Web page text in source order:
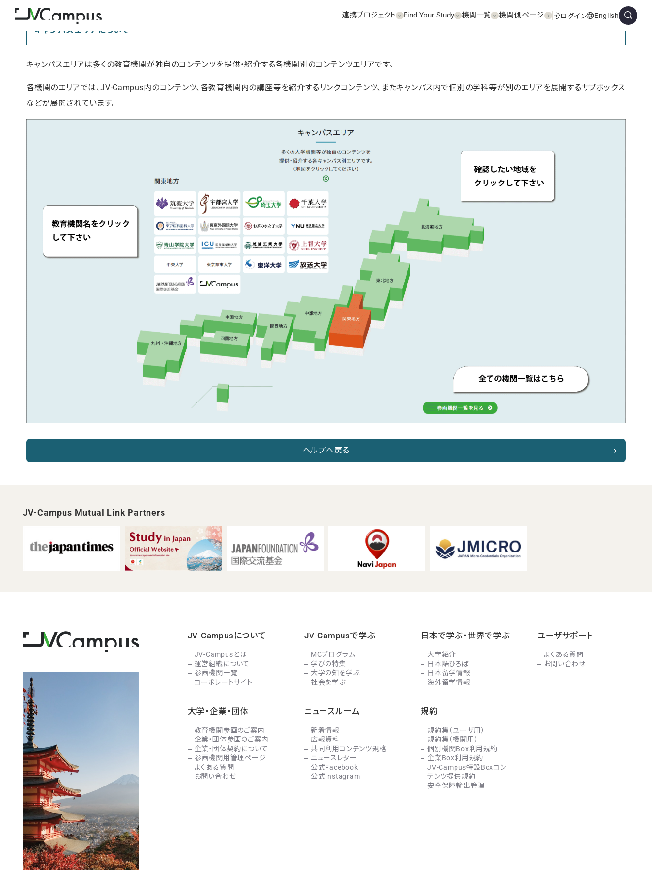
連携プロジェクト Find Your Study 機関一覧 機関側ページ ログイン English
キャンパスエリアについて
キャンパスエリアは多くの教育機関が独自のコンテンツを提供・紹介する各機関別のコンテンツエリアです。
各機関のエリアでは、JV-Campus内のコンテンツ、各教育機関内の講座等を紹介するリンクコンテンツ、またキャンパス内で個別の学科等が別のエリアを展開するサブボックス
などが展開されています。
ヘルプへ戻る
JV-Campus Mutual Link Partners
JV-Campusについて
JV-Campusとは
運営組織について
参画機関一覧
コーポレートサイト
JV-Campusで学ぶ
MCプログラム
学びの特集
大学の知を学ぶ
社会を学ぶ
日本で学ぶ・世界で学ぶ
大学紹介
日本語ひろば
日本留学情報
海外留学情報
ユーザサポート
よくある質問
お問い合わせ
大学・企業・団体
教育機関参画のご案内
企業・団体参画のご案内
企業・団体契約について
参画機関用管理ページ
よくある質問
お問い合わせ
ニュースルーム
新着情報
広報資料
共同利用コンテンツ規格
ニュースレター
公式Facebook
公式Instagram
規約
規約集（ユーザ用）
規約集（機関用）
個別機関Box利用規約
企業Box利用規約
JV-Campus特設Boxコン
テンツ提供規約
安全保障輸出管理